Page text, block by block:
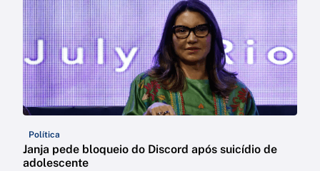
Política
Janja pede bloqueio do Discord após suicídio de
adolescente